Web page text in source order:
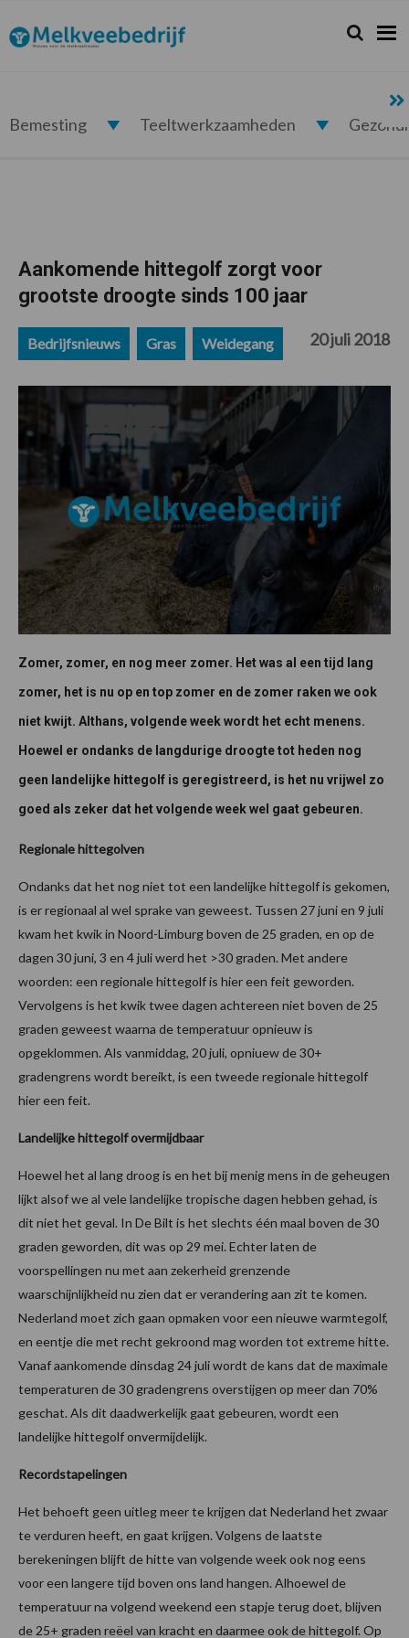
de
hoofdnavigatie
de
hoofd
de
eerste
de
voettekst
Melkveebedrijf.nl Zoeken...
Zoek
Bemesting Teeltwerkzaamheden
Aankomende hittegolf zorgt voor
grootste droogte sinds 100 jaar
Bedrijfsnieuws Gras Weidegang 20 juli 2018
Zomer, zomer, en nog meer zomer. Het was al een tijd lang
zomer, het is nu op en top zomer en de zomer raken we ook
niet kwijt. Althans, volgende week wordt het echt menens.
Hoewel er ondanks de langdurige droogte tot heden nog
geen landelijke hittegolf is geregistreerd, is het nu vrijwel zo
goed als zeker dat het volgende week wel gaat gebeuren.
Regionale hittegolven
Ondanks dat het nog niet tot een landelijke hittegolf is gekomen,
is er regionaal al wel sprake van geweest. Tussen 27 juni en 9 juli
kwam het kwik in Noord-Limburg boven de 25 graden, en op de
dagen 30 juni, 3 en 4 juli werd het >30 graden. Met andere
woorden: een regionale hittegolf is hier een feit geworden.
Vervolgens is het kwik twee dagen achtereen niet boven de 25
graden geweest waarna de temperatuur opnieuw is
opgeklommen. Als vanmiddag, 20 juli, opniuew de 30+
gradengrens wordt bereikt, is een tweede regionale hittegolf
hier een feit.
Landelijke hittegolf overmijdbaar
Hoewel het al lang droog is en het bij menig mens in de geheugen
lijkt alsof we al vele landelijke tropische dagen hebben gehad, is
dit niet het geval. In De Bilt is het slechts één maal boven de 30
graden geworden, dit was op 29 mei. Echter laten de
voorspellingen nu met aan zekerheid grenzende
waarschijnlijkheid nu zien dat er verandering aan zit te komen.
Nederland moet zich gaan opmaken voor een nieuwe warmtegolf,
en eentje die met recht gekroond mag worden tot extreme hitte.
Vanaf aankomende dinsdag 24 juli wordt de kans dat de maximale
temperaturen de 30 gradengrens overstijgen op meer dan 70%
geschat. Als dit daadwerkelijk gaat gebeuren, wordt een
landelijke hittegolf onvermijdelijk.
Recordstapelingen
Het behoeft geen uitleg meer te krijgen dat Nederland het zwaar
te verduren heeft, en gaat krijgen. Volgens de laatste
berekeningen blijft de hitte van volgende week ook nog eens
voor een langere tijd boven ons land hangen. Alhoewel de
temperatuur na volgend weekend een stapje terug doet, blijven
de 25+ graden reëel van kracht en daarmee ook de hittegolf. Op